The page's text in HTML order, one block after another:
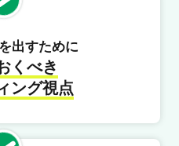
出すために
くべき
ング視点